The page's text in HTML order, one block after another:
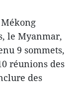
le Myanmar,
9 sommets,
réunions des
des